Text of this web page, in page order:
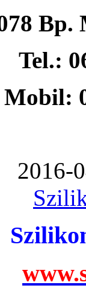
Bp.
Tel.:
Mobil:
2016-